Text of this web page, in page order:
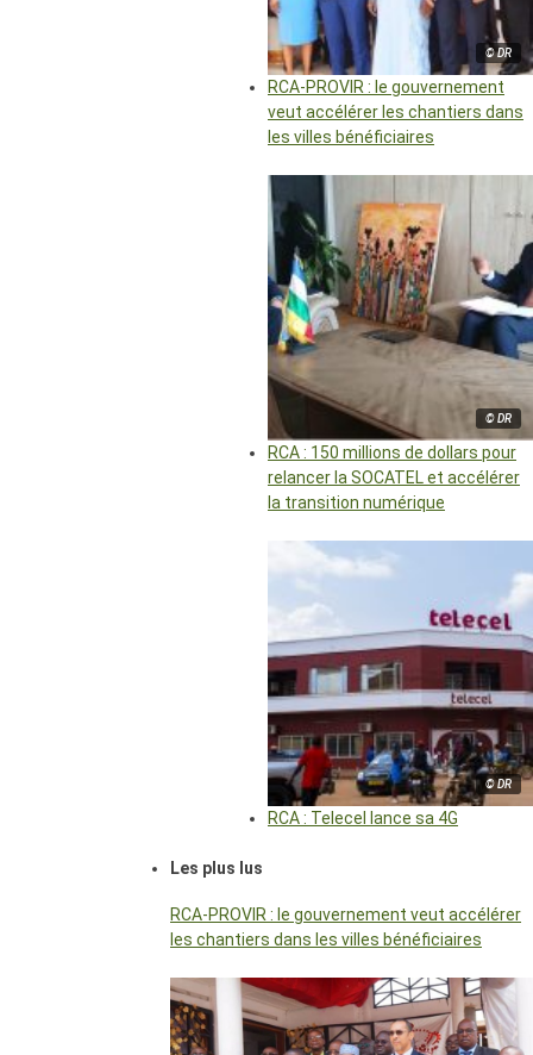
© DR
RCA-PROVIR : le gouvernement
veut accélérer les chantiers dans
les villes bénéficiaires
© DR
RCA : 150 millions de dollars pour
relancer la SOCATEL et accélérer
la transition numérique
© DR
RCA : Telecel lance sa 4G
Les plus lus
RCA-PROVIR : le gouvernement veut accélérer
les chantiers dans les villes bénéficiaires